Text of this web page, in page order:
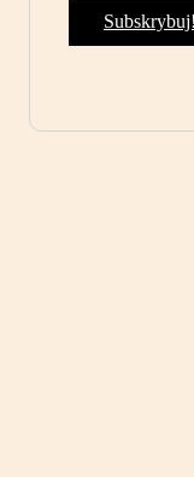
Subskrybuj!